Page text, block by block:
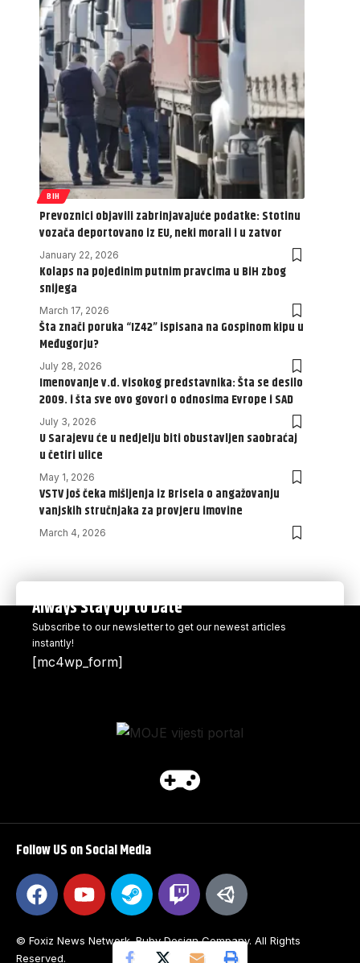
BIH
Prevoznici objavili zabrinjavajuće podatke: Stotinu
vozača deportovano iz EU, neki morali i u zatvor
January 22, 2026
Kolaps na pojedinim putnim pravcima u BiH zbog
snijega
March 17, 2026
Šta znači poruka “IZ42” ispisana na Gospinom kipu u
Međugorju?
July 28, 2026
Imenovanje v.d. visokog predstavnika: Šta se desilo
2009. i šta sve ovo govori o odnosima Evrope i SAD
July 3, 2026
U Sarajevu će u nedjelju biti obustavljen saobraćaj
u četiri ulice
May 1, 2026
VSTV još čeka mišljenja iz Brisela o angažovanju
vanjskih stručnjaka za provjeru imovine
March 4, 2026
Always Stay Up to Date
Subscribe to our newsletter to get our newest articles
instantly!
[mc4wp_form]
Follow US on Social Media
© Foxiz News Network. Ruby Design Company. All Rights
Reserved.